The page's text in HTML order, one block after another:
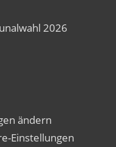
2026
ändern
Einstellungen